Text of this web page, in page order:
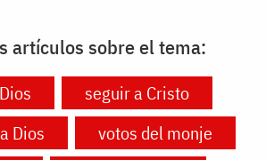
artículos sobre el tema:
seguir a Cristo
Dios
votos del monje